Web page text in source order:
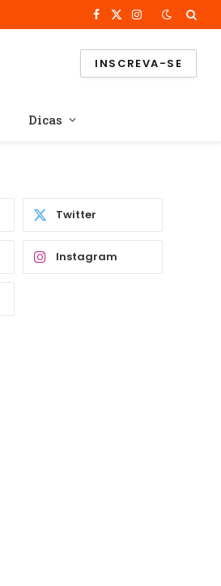
Facebook
X
Instagram
INSCREVA-SE
Dicas
Twitter
Instagram